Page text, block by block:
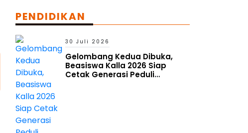
PENDIDIKAN
30 Juli 2026
Gelombang Kedua Dibuka,
Beasiswa Kalla 2026 Siap
Cetak Generasi Peduli